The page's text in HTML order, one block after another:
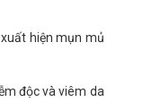
hiện mụn mủ
độc và viêm da